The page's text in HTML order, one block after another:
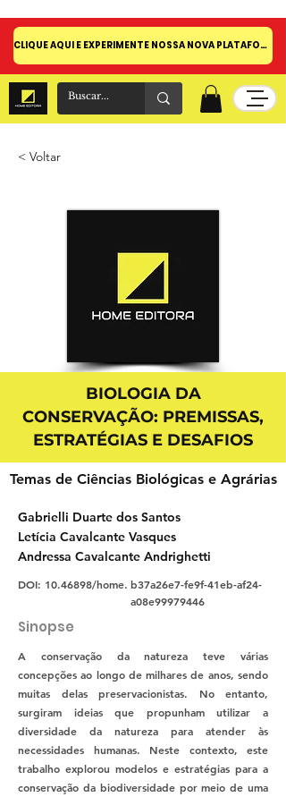
CLIQUE AQUI E EXPERIMENTE NOSSA NOVA PLATAFORMA!
< Voltar
BIOLOGIA DA
CONSERVAÇÃO: PREMISSAS,
ESTRATÉGIAS E DESAFIOS
Temas de Ciências Biológicas e Agrárias
Gabrielli Duarte dos Santos
Letícia Cavalcante Vasques
Andressa Cavalcante Andrighetti
DOI: 10.46898/home. b37a26e7-fe9f-41eb-af24-
a08e99979446
Sinopse
A conservação da natureza teve várias
concepções ao longo de milhares de anos, sendo
muitas delas preservacionistas. No entanto,
surgiram ideias que propunham utilizar a
diversidade da natureza para atender às
necessidades humanas. Neste contexto, este
trabalho explorou modelos e estratégias para a
conservação da biodiversidade por meio de uma